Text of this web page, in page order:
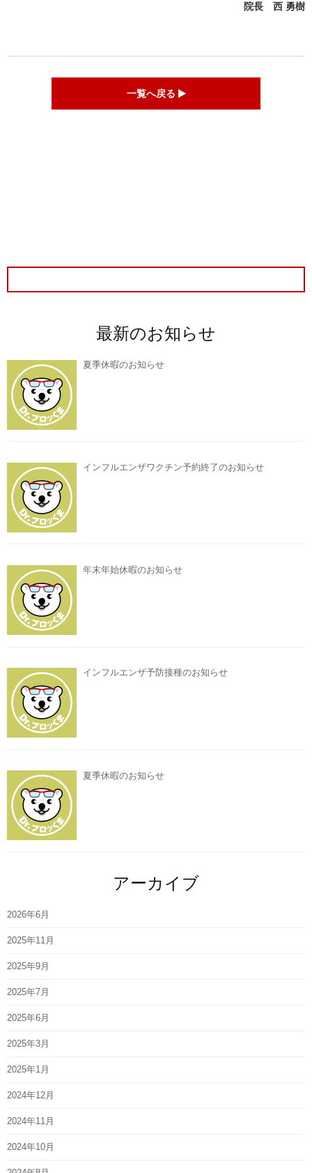
院長 西 勇樹
一覧へ戻る
最新のお知らせ
夏季休暇のお知らせ
インフルエンザワクチン予約終了のお知らせ
年末年始休暇のお知らせ
インフルエンザ予防接種のお知らせ
夏季休暇のお知らせ
アーカイブ
2026年6月
2025年11月
2025年9月
2025年7月
2025年6月
2025年3月
2025年1月
2024年12月
2024年11月
2024年10月